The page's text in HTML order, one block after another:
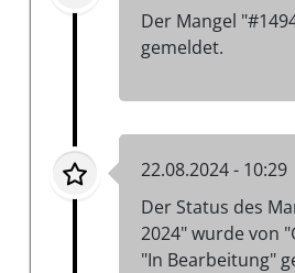
Der Mangel
gemeldet.
22.08.2024 - 10:29
Der Status des
2024" wurde von
"In Bearbeitung"